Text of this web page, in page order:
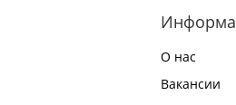
О нас
Вакансии